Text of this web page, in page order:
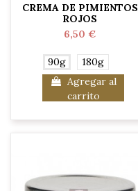
CREMA DE PIMIENTOS
ROJOS
6,50 €
90g
180g
Agregar al
carrito